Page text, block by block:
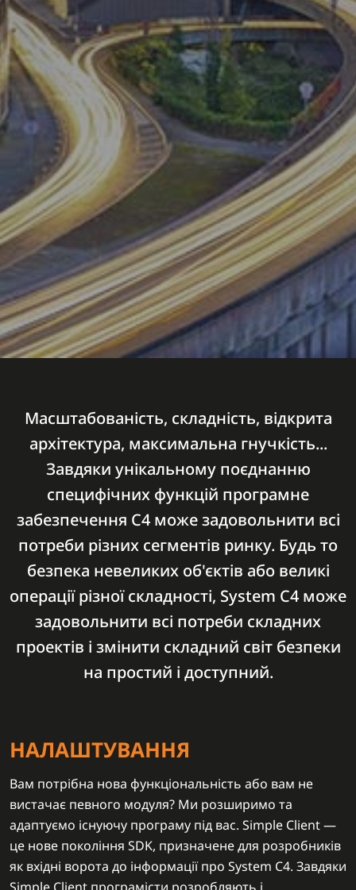
Масштабованість, складність, відкрита
архітектура, максимальна гнучкість...
Завдяки унікальному поєднанню
специфічних функцій програмне
забезпечення C4 може задовольнити всі
потреби різних сегментів ринку. Будь то
безпека невеликих об'єктів або великі
операції різної складності, System C4 може
задовольнити всі потреби складних
проектів і змінити складний світ безпеки
на простий і доступний.
НАЛАШТУВАННЯ
Вам потрібна нова функціональність або вам не
вистачає певного модуля? Ми розширимо та
адаптуємо існуючу програму під вас. Simple Client —
це нове покоління SDK, призначене для розробників
як вхідні ворота до інформації про System C4. Завдяки
Simple Client програмісти розробляють і